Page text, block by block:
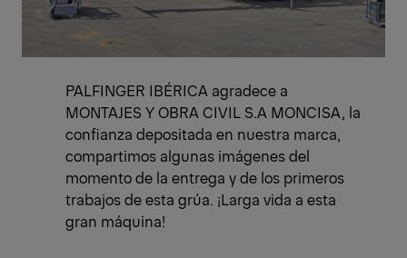
PALFINGER IBÉRICA agradece a
MONTAJES Y OBRA CIVIL S.A MONCISA, la
confianza depositada en nuestra marca,
compartimos algunas imágenes del
momento de la entrega y de los primeros
trabajos de esta grúa. ¡Larga vida a esta
gran máquina!